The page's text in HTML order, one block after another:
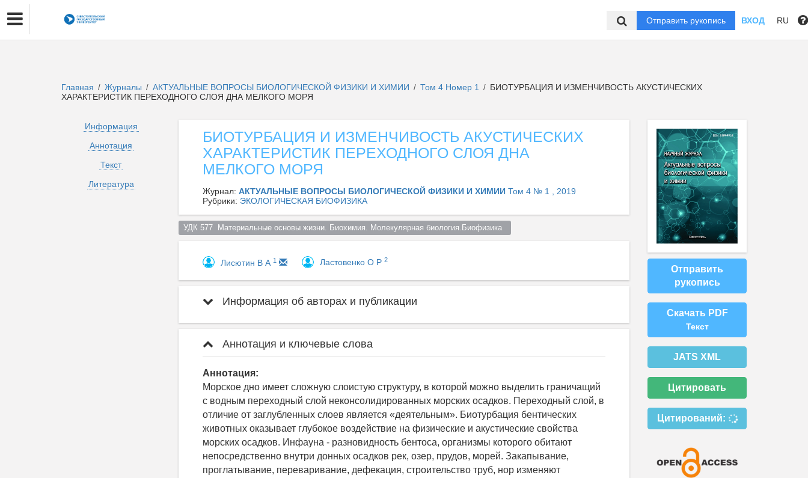
Отправить рукопись ВХОД RU
Главная / Журналы / АКТУАЛЬНЫЕ ВОПРОСЫ БИОЛОГИЧЕСКОЙ ФИЗИКИ И ХИМИИ / Том 4 Номер 1 / БИОТУРБАЦИЯ И ИЗМЕНЧИВОСТЬ АКУСТИЧЕСКИХ
ХАРАКТЕРИСТИК ПЕРЕХОДНОГО СЛОЯ ДНА МЕЛКОГО МОРЯ
Информация
Аннотация
Текст
Литература
БИОТУРБАЦИЯ И ИЗМЕНЧИВОСТЬ АКУСТИЧЕСКИХ
ХАРАКТЕРИСТИК ПЕРЕХОДНОГО СЛОЯ ДНА
МЕЛКОГО МОРЯ
Журнал: АКТУАЛЬНЫЕ ВОПРОСЫ БИОЛОГИЧЕСКОЙ ФИЗИКИ И ХИМИИ Том 4 № 1 , 2019
Рубрики: ЭКОЛОГИЧЕСКАЯ БИОФИЗИКА
УДК 577  Материальные основы жизни. Биохимия. Молекулярная биология.Биофизика
Лисютин В А 1 Ластовенко О Р 2
Информация об авторах и публикации
Аннотация и ключевые слова
Аннотация:
Морское дно имеет сложную слоистую структуру, в которой можно выделить граничащий
с водным переходный слой неконсолидированных морских осадков. Переходный слой, в
отличие от заглубленных слоев является «деятельным». Биотурбация бентических
животных оказывает глубокое воздействие на физические и акустические свойства
морских осадков. Инфауна - разновидность бентоса, организмы которого обитают
непосредственно внутри донных осадков рек, озер, прудов, морей. Закапывание,
проглатывание, переваривание, дефекация, строительство труб, нор изменяют
Отправить
рукопись
Скачать PDF
Текст
JATS XML
Цитировать
Цитирований: